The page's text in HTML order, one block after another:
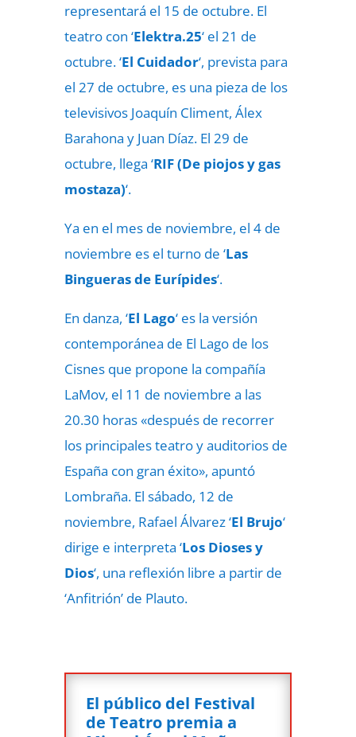
representará el 15 de octubre. El
teatro con ‘Elektra.25‘ el 21 de
octubre. ‘El Cuidador‘, prevista para
el 27 de octubre, es una pieza de los
televisivos Joaquín Climent, Álex
Barahona y Juan Díaz. El 29 de
octubre, llega ‘RIF (De piojos y gas
mostaza)‘.
Ya en el mes de noviembre, el 4 de
noviembre es el turno de ‘Las
Bingueras de Eurípides‘.
En danza, ‘El Lago‘ es la versión
contemporánea de El Lago de los
Cisnes que propone la compañía
LaMov, el 11 de noviembre a las
20.30 horas «después de recorrer
los principales teatro y auditorios de
España con gran éxito», apuntó
Lombraña. El sábado, 12 de
noviembre, Rafael Álvarez ‘El Brujo‘
dirige e interpreta ‘Los Dioses y
Dios‘, una reflexión libre a partir de
‘Anfitrión’ de Plauto.
El público del Festival
de Teatro premia a